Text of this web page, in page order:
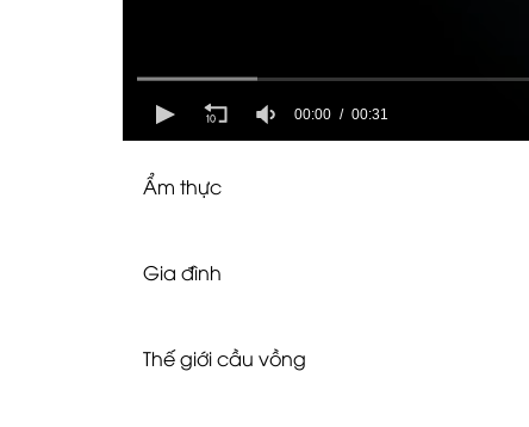
00:00 00:31
Showbiz
Ẩm thực
Gia đình
Thế giới cầu vồng